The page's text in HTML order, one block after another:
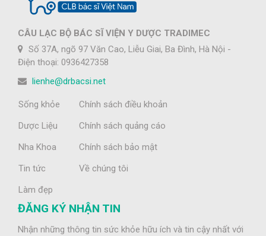
CÂU LẠC BỘ BÁC SĨ VIỆN Y DƯỢC TRADIMEC
Số 37A, ngõ 97 Văn Cao, Liễu Giai, Ba Đình, Hà Nội -
Điện thoại: 0936427358
lienhe@drbacsi.net
Sống khỏe
Dược Liệu
Nha Khoa
Tin tức
Làm đẹp
Chính sách điều khoản
Chính sách quảng cáo
Chính sách bảo mật
Về chúng tôi
ĐĂNG KÝ NHẬN TIN
Nhận những thông tin sức khỏe hữu ích và tin cậy nhất với